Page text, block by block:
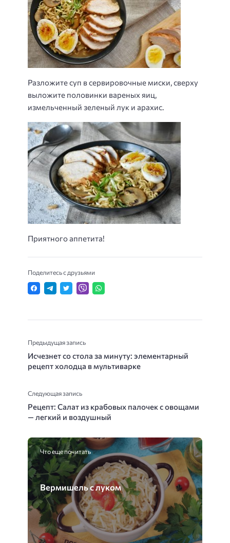
Разложите суп в сервировочные миски, сверху
выложите половинки вареных яиц,
измельченный зеленый лук и арахис.
Приятного аппетита!
Поделитесь с друзьями
Предыдущая запись
Исчезнет со стола за минуту: элементарный
рецепт холодца в мультиварке
Следующая запись
Рецепт: Салат из крабовых палочек с овощами
— легкий и воздушный
Что еще почитать
Вермишель с луком